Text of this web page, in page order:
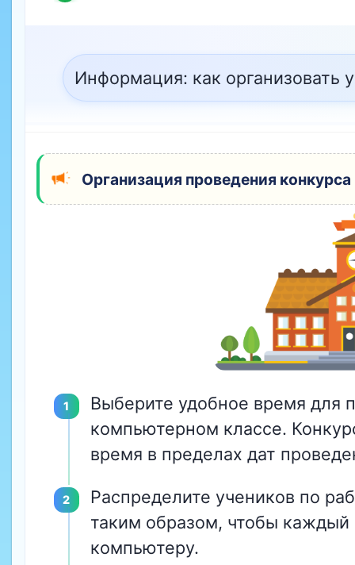
Информация: как организовать
Организация проведения
Выберите удобное время для
компьютерном классе.
время в пределах дат
Распределите учеников по
таким образом, чтобы
компьютеру.